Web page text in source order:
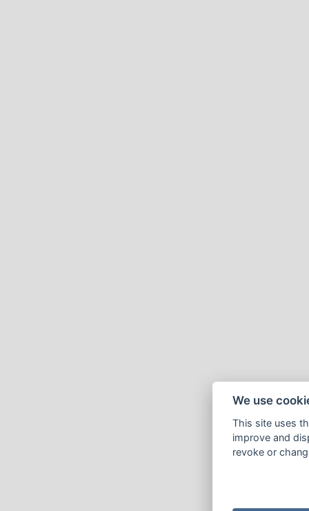
We use
This site uses
improve and
revoke or